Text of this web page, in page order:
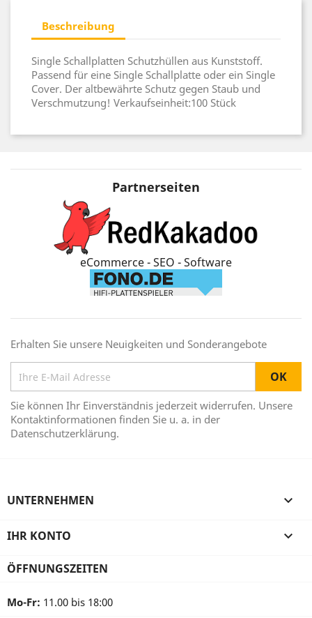
Beschreibung
Single Schallplatten Schutzhüllen aus Kunststoff.
Passend für eine Single Schallplatte oder ein Single
Cover. Der altbewährte Schutz gegen Staub und
Verschmutzung! Verkaufseinheit:100 Stück
Partnerseiten
eCommerce - SEO - Software
Erhalten Sie unsere Neuigkeiten und Sonderangebote
Sie können Ihr Einverständnis jederzeit widerrufen. Unsere
Kontaktinformationen finden Sie u. a. in der
Datenschutzerklärung.
UNTERNEHMEN 
IHR KONTO 
ÖFFNUNGSZEITEN
Mo-Fr: 11.00 bis 18:00